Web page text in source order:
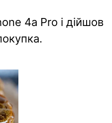
4a Pro і дійшов